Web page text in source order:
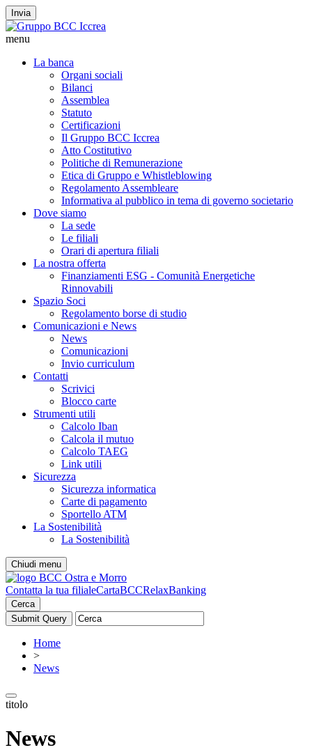
Invia
menu
La banca
Organi sociali
Bilanci
Assemblea
Statuto
Certificazioni
Il Gruppo BCC Iccrea
Atto Costitutivo
Politiche di Remunerazione
Etica di Gruppo e Whistleblowing
Regolamento Assembleare
Informativa al pubblico in tema di governo societario
Dove siamo
La sede
Le filiali
Orari di apertura filiali
La nostra offerta
Finanziamenti ESG - Comunità Energetiche
Rinnovabili
Spazio Soci
Regolamento borse di studio
Comunicazioni e News
News
Comunicazioni
Invio curriculum
Contatti
Scrivici
Blocco carte
Strumenti utili
Calcolo Iban
Calcola il mutuo
Calcolo TAEG
Link utili
Sicurezza
Sicurezza informatica
Carte di pagamento
Sportello ATM
La Sostenibilità
La Sostenibilità
Chiudi menu
Contatta la tua filialeCartaBCCRelaxBanking
Cerca
Home
>
News
titolo
News